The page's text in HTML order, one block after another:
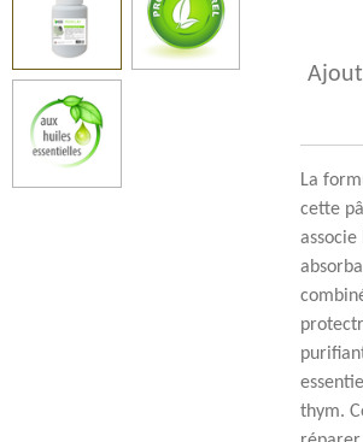
La
cette
thym.